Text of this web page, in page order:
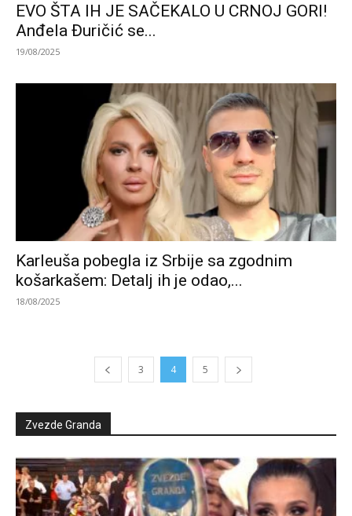
EVO ŠTA IH JE SAČEKALO U CRNOJ GORI!
Anđela Đuričić se...
19/08/2025
Karleuša pobegla iz Srbije sa zgodnim
košarkašem: Detalj ih je odao,...
18/08/2025
3 4 5
Zvezde Granda